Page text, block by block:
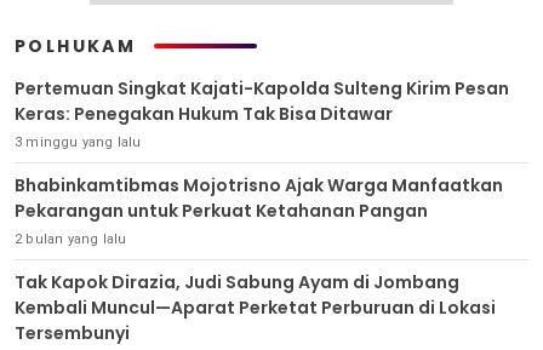
POLHUKAM
Pertemuan Singkat Kajati-Kapolda Sulteng Kirim Pesan
Keras: Penegakan Hukum Tak Bisa Ditawar
3 minggu yang lalu
Bhabinkamtibmas Mojotrisno Ajak Warga Manfaatkan
Pekarangan untuk Perkuat Ketahanan Pangan
2 bulan yang lalu
Tak Kapok Dirazia, Judi Sabung Ayam di Jombang
Kembali Muncul—Aparat Perketat Perburuan di Lokasi
Tersembunyi